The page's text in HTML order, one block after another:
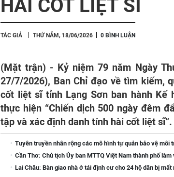
HÀI CỐT LIỆT SĨ
TÁC GIẢ THỨ NĂM, 18/06/2026 0 BÌNH LUẬN
(Mặt trận) - Kỷ niệm 79 năm Ngày
27/7/2026), Ban Chỉ đạo về tìm kiếm,
cốt liệt sĩ tỉnh Lạng Sơn ban hành Kế
thực hiện “Chiến dịch 500 ngày đêm
tập và xác định danh tính hài cốt liệt sĩ”.
Tuyên truyền nhân rộng các mô hình tự quản bảo vệ môi
Cần Thơ: Chủ tịch Ủy ban MTTQ Việt Nam thành phố
Lai Châu: Bàn giao nhà ở tái định cư cho 24 hộ dân bị